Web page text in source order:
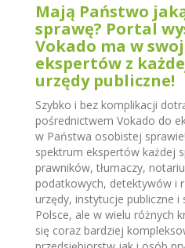
Mają Państwo
sprawę? Portal
Vokado ma w
ekspertów z
urzędy publiczne!
Szybko i bez komplikacji
pośrednictwem Vokado do
w Państwa osobistej
spektrum ekspertów każdej
prawników, tłumaczy,
podatkowych, detektywów i
urzędy, instytucje publiczne
Polsce, ale w wielu różnych
się coraz bardziej